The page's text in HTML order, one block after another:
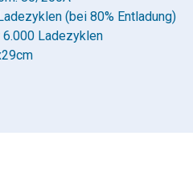
(bei 80% Entladung)
6.000 Ladezyklen